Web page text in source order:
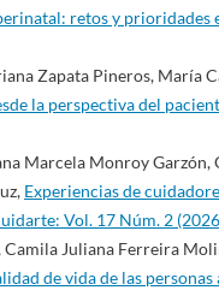
retos y prioridades
Zapata Pineros, María
la perspectiva del
Marcela Monroy
Experiencias de
Vol. 17 Núm. 2
Juliana Ferreira
de vida de las